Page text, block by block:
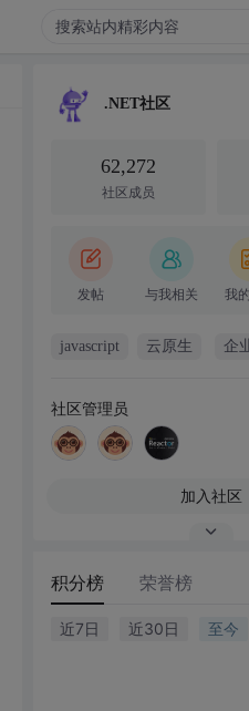
.NET社区
62,272
社区成员
发帖 与我相关 我
javascript 云原生 企
社区管理员
加入社区
积分榜 荣誉榜
近7日 近30日 至今